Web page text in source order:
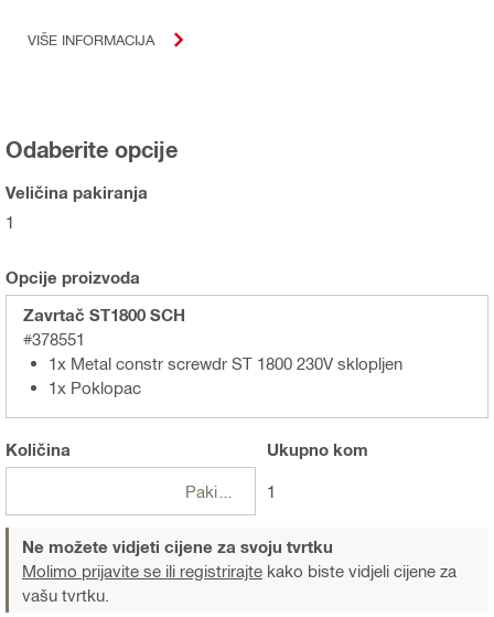
VIŠE INFORMACIJA
Odaberite opcije
Veličina pakiranja
1
Opcije proizvoda
Zavrtač ST1800 SCH
#378551
1x Metal constr screwdr ST 1800 230V sklopljen
1x Poklopac
Količina Ukupnokom
1
Ne možete vidjeti cijene za svoju tvrtku
Molimo prijavite se ili registrirajte kako biste vidjeli cijene za
vašu tvrtku.